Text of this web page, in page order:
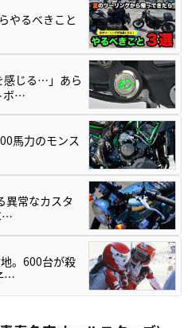
やるべきこと
感じる…」あら
ボ…
馬力のモンス
異常なカスタ
。600台が殺
…